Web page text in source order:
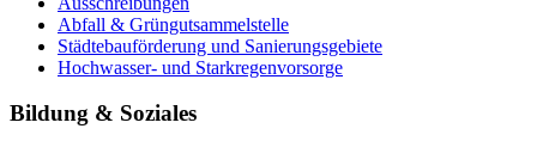
Abfall & Grüngutsammelstelle
Städtebauförderung und Sanierungsgebiete
Hochwasser- und Starkregenvorsorge
Bildung & Soziales